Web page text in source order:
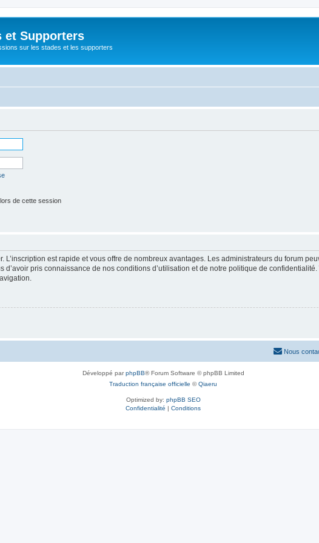
et Supporters
sur les stades et les supporters
de cette session
L’inscription est rapide et vous offre de nombreux avantages. Les administrateurs du forum
d’avoir pris connaissance de nos conditions d’utilisation et de notre politique de
Nous
Développé parphpBB® Forum Software © phpBB Limited
Traduction française officielle ©Qiaeru
Optimized by: phpBB SEO
Confidentialité | Conditions